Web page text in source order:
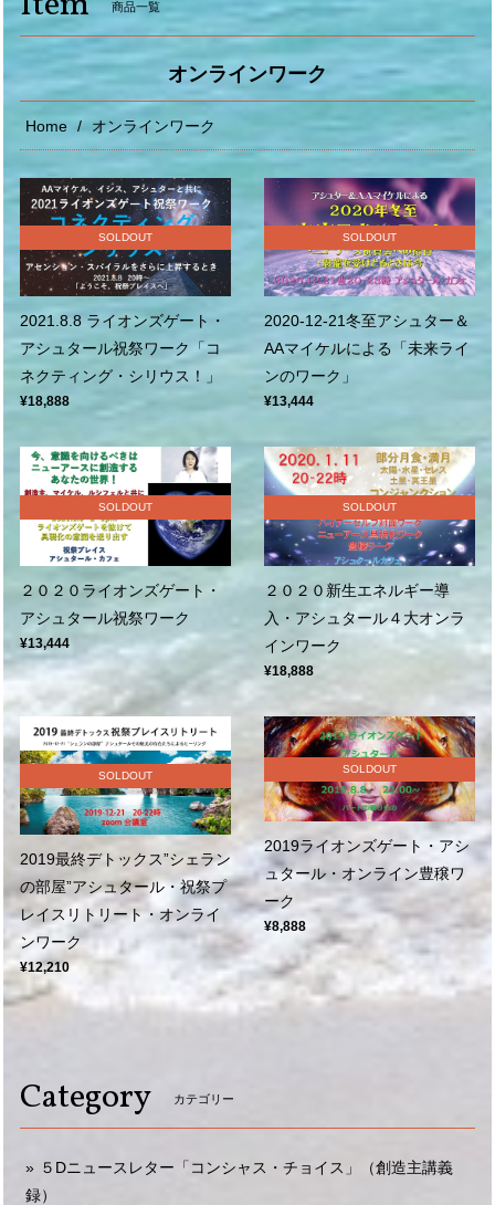
商品一覧
オンラインワーク
Home オンラインワーク
SOLDOUT
2021.8.8 ライオンズゲート・
アシュタール祝祭ワーク「コ
ネクティング・シリウス！」
¥18,888
SOLDOUT
2020-12-21冬至アシュター＆
AAマイケルによる「未来ライ
ンのワーク」
¥13,444
SOLDOUT
２０２０ライオンズゲート・
アシュタール祝祭ワーク
¥13,444
SOLDOUT
２０２０新生エネルギー導
入・アシュタール４大オンラ
インワーク
¥18,888
SOLDOUT
2019最終デトックス”シェラン
の部屋”アシュタール・祝祭プ
レイスリトリート・オンライ
ンワーク
¥12,210
SOLDOUT
2019ライオンズゲート・アシ
ュタール・オンライン豊穣ワ
ーク
¥8,888
Category カテゴリー
５Dニュースレター「コンシャス・チョイス」（創造主講義
録）